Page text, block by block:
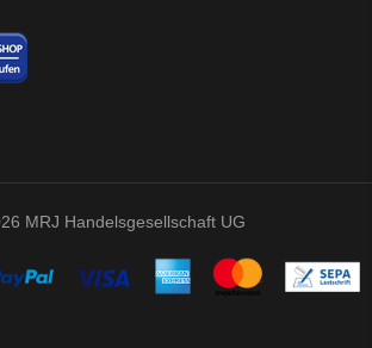
MRJ Handelsgesellschaft UG